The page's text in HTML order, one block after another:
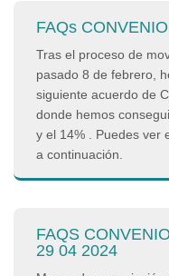
FAQs
Tras el proceso de
pasado 8 de febrero,
siguiente acuerdo de
donde hemos
y el 14% . Puedes ver
a continuación.
FAQS
29 04 2024